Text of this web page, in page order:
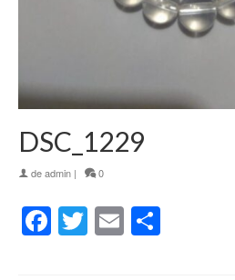
DSC_1229
deadmin | 0
Facebook
Twitter
Email